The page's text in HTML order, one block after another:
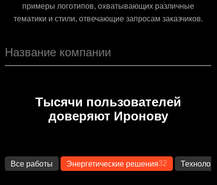
примеры логотипов, охватывающих различные
тематики и стили, отвечающие запросам заказчиков.
Тысячи пользователей
доверяют Иронову
Все работы Энергетические решения32